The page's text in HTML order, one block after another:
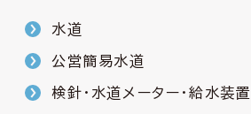
水道
公営簡易水道
検針・水道メーター・給水装置